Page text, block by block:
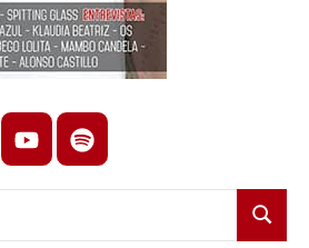
youtubespotify
Buscar